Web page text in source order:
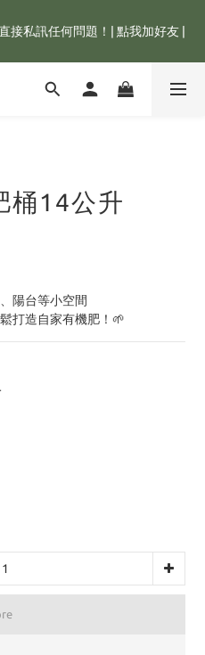
物金💰
接私訊任何問題！| 點我加好友 |
拆單程序，並多增收65元拆單費
惠，新註冊會員，還可立即獲得
物金💰
桶14公升
陽台等小空間
打造自家有機肥！🌱